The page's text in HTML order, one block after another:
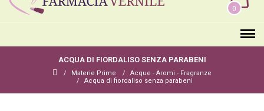
0
ACQUA DI FIORDALISO SENZA PARABENI
Materie Prime
Acque - Aromi - Fragranze
Acqua di fiordaliso senza parabeni